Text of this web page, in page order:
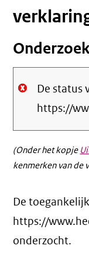
De status
https://
(Onder het kopje
kenmerken van de
De
https://
onderzocht.